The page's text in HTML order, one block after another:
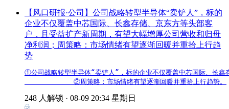
【风口研报·公司】公司战略转型半导体“卖铲人”，标的
企业不仅覆盖中芯国际、长鑫存储、京东方等头部客
户，且受益扩产新周期，有望大幅增厚公司营收和归母
净利润；周策略：市场情绪有望逐渐回暖并重拾上行趋
势
①公司战略转型半导体“卖铲人”，标的企业不仅覆盖中芯国际、长
            ②周策略：市场情绪有望逐渐回暖并重拾上行趋势。
248 人解锁 · 08-09 20:34 星期日